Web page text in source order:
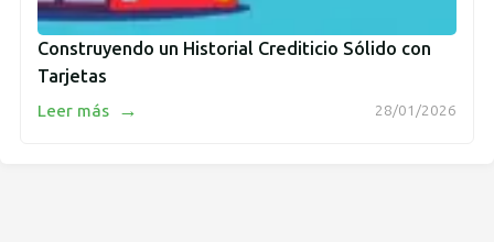
Construyendo un Historial Crediticio Sólido con
Tarjetas
28/01/2026
Leer más →